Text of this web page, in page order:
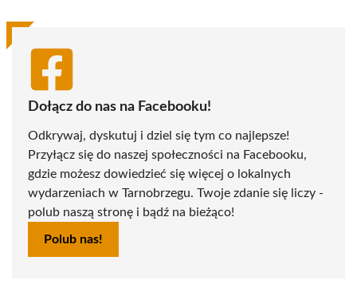
Dołącz do nas na Facebooku!
Odkrywaj, dyskutuj i dziel się tym co najlepsze!
Przyłącz się do naszej społeczności na Facebooku,
gdzie możesz dowiedzieć się więcej o lokalnych
wydarzeniach w Tarnobrzegu. Twoje zdanie się liczy -
polub naszą stronę i bądź na bieżąco!
Polub nas!